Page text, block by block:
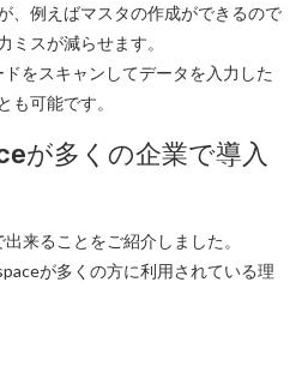
、例えばマスタの作成ができるので
ミスが減らせます。
をスキャンしてデータを入力した
も可能です。
が多くの企業で導入
来ることをご紹介しました。
が多くの方に利用されている理